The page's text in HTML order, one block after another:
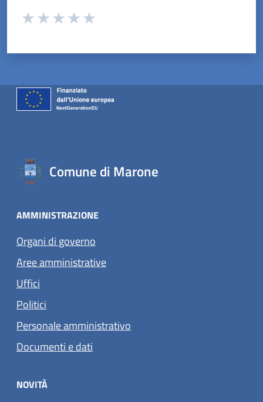
Valuta da 1 a 5 stelle la pagina
Comune di Marone
AMMINISTRAZIONE
Organi di governo
Aree amministrative
Uffici
Politici
Personale amministrativo
Documenti e dati
NOVITÀ